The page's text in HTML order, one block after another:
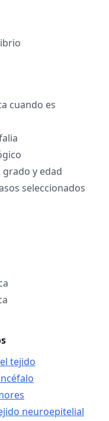
cuando es
y edad
seleccionados
tejido
neuroepitelial